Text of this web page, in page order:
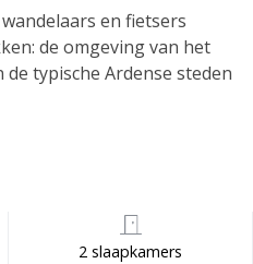
en fietsers
de omgeving van het
typische Ardense steden
2 slaapkamers